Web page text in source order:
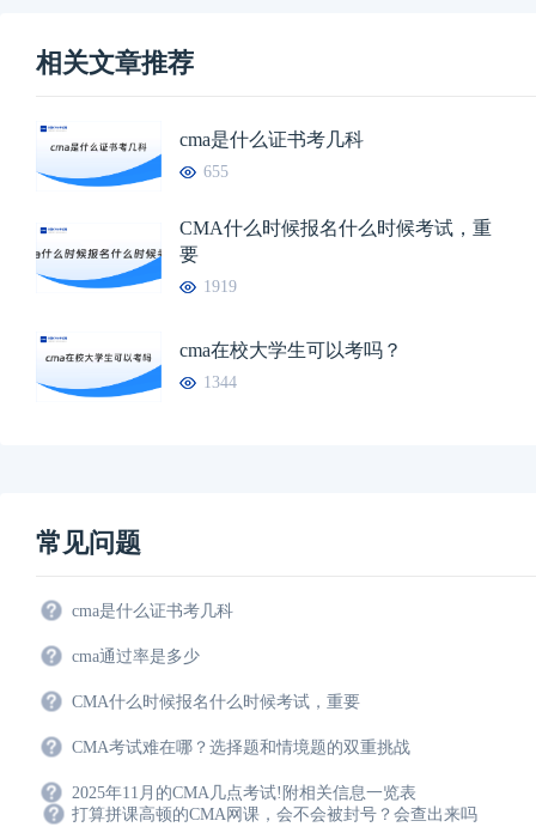
相关文章推荐
cma是什么证书考几科
655
CMA什么时候报名什么时候考试，重
要
1919
cma在校大学生可以考吗？
1344
常见问题
cma是什么证书考几科
cma通过率是多少
CMA什么时候报名什么时候考试，重要
CMA考试难在哪？选择题和情境题的双重挑战
2025年11月的CMA几点考试!附相关信息一览表
打算拼课高顿的CMA网课，会不会被封号？会查出来吗